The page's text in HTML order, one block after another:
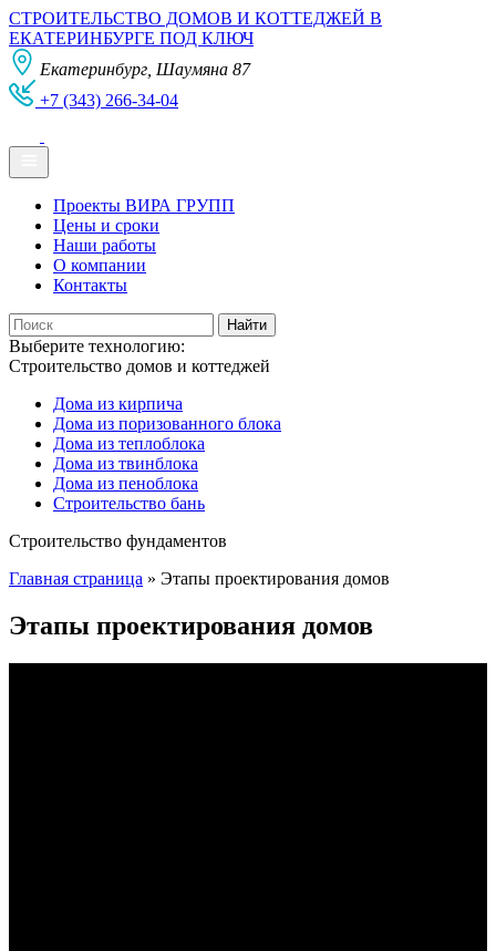
СТРОИТЕЛЬСТВО ДОМОВ И КОТТЕДЖЕЙ В
ЕКАТЕРИНБУРГЕ ПОД КЛЮЧ
Екатеринбург, Шаумяна 87
+7 (343) 266-34-04
Проекты ВИРА ГРУПП
Цены и сроки
Наши работы
О компании
Контакты
Выберите технологию:
Строительство домов и коттеджей
Дома из кирпича
Дома из поризованного блока
Дома из теплоблока
Дома из твинблока
Дома из пеноблока
Строительство бань
Строительство фундаментов
Главная страница » Этапы проектирования домов
Этапы проектирования домов